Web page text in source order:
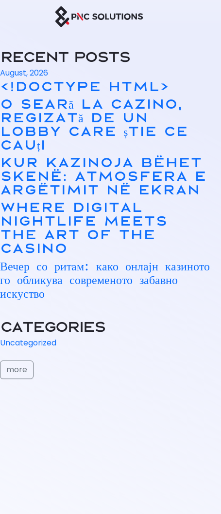
Skip to main content
Recent Posts
August, 2026
<!doctype html>
O seară la cazino,
regizată de un
lobby care știe ce
cauți
Kur kazinoja bëhet
skenë: atmosfera e
argëtimit në ekran
Where Digital
Nightlife Meets
the Art of the
Casino
Вечер со ритам: како онлајн казиното
го обликува современото забавно
искуство
Categories
Uncategorized
more